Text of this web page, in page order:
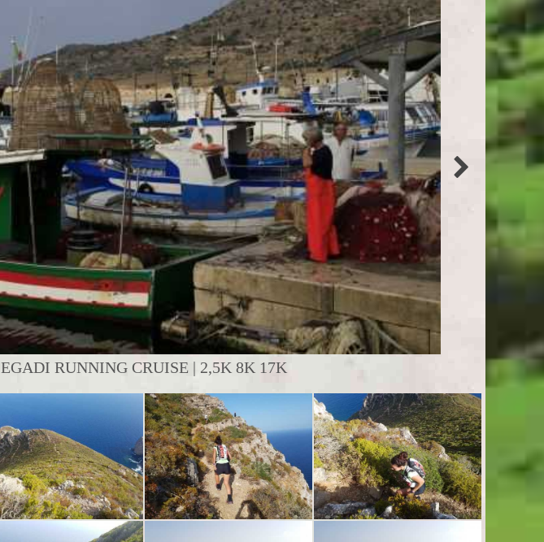
EGADI RUNNING CRUISE | 2,5K 8K 17K